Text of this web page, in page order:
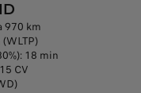
970 km
18 min
CV